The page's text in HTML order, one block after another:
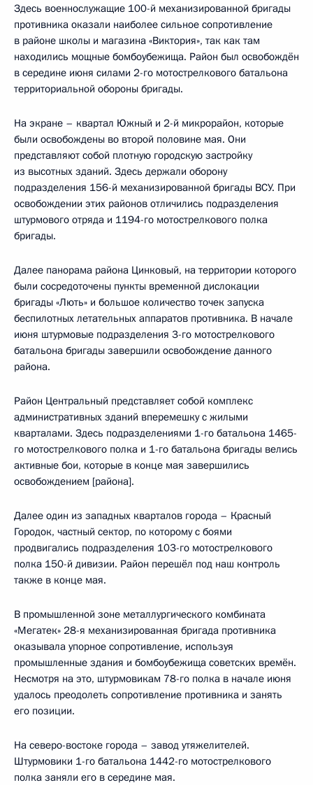
Здесь военнослужащие 100-й механизированной бригады
противника оказали наиболее сильное сопротивление
в районе школы и магазина «Виктория», так как там
находились мощные бомбоубежища. Район был освобождён
в середине июня силами 2-го мотострелкового батальона
территориальной обороны бригады.
На экране – квартал Южный и 2-й микрорайон, которые
были освобождены во второй половине мая. Они
представляют собой плотную городскую застройку
из высотных зданий. Здесь держали оборону
подразделения 156-й механизированной бригады ВСУ. При
освобождении этих районов отличились подразделения
штурмового отряда и 1194-го мотострелкового полка
бригады.
Далее панорама района Цинковый, на территории которого
были сосредоточены пункты временной дислокации
бригады «Лють» и большое количество точек запуска
беспилотных летательных аппаратов противника. В начале
июня штурмовые подразделения 3-го мотострелкового
батальона бригады завершили освобождение данного
района.
Район Центральный представляет собой комплекс
административных зданий вперемешку с жилыми
кварталами. Здесь подразделениями 1-го батальона 1465-
го мотострелкового полка и 1-го батальона бригады велись
активные бои, которые в конце мая завершились
освобождением [района].
Далее один из западных кварталов города – Красный
Городок, частный сектор, по которому с боями
продвигались подразделения 103-го мотострелкового
полка 150-й дивизии. Район перешёл под наш контроль
также в конце мая.
В промышленной зоне металлургического комбината
«Мегатек» 28-я механизированная бригада противника
оказывала упорное сопротивление, используя
промышленные здания и бомбоубежища советских времён.
Несмотря на это, штурмовикам 78-го полка в начале июня
удалось преодолеть сопротивление противника и занять
его позиции.
На северо-востоке города – завод утяжелителей.
Штурмовики 1-го батальона 1442-го мотострелкового
полка заняли его в середине мая.